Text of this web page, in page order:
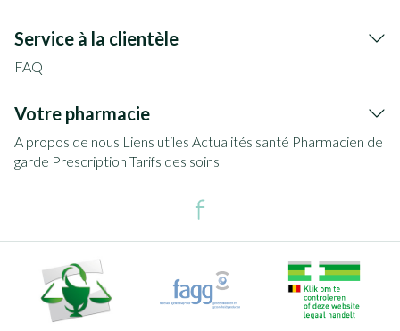
Service à la clientèle
FAQ
Votre pharmacie
A propos de nous Liens utiles Actualités santé Pharmacien de
garde Prescription Tarifs des soins